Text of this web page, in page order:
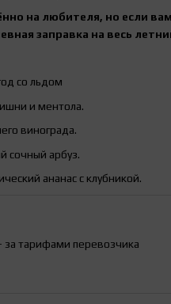
на любителя, но если
заправка на весь
со льдом
и ментола.
винограда.
арбуз.
ананас с клубникой.
тарифами перевозчика